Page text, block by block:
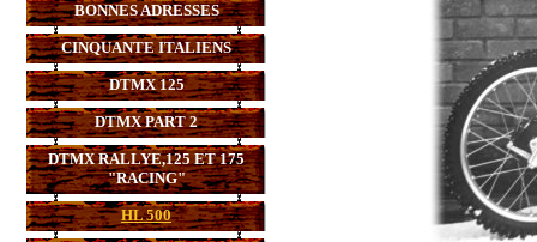
BONNES ADRESSES
CINQUANTE ITALIENS
DTMX 125
DTMX PART 2
DTMX RALLYE,125 ET 175
"RACING"
HL 500